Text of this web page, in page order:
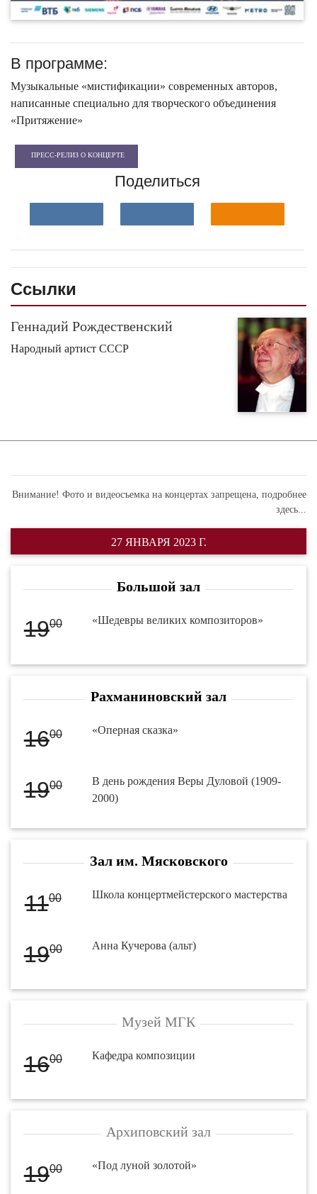
В программе:
Музыкальные «мистификации» современных авторов,
написанные специально для творческого объединения
«Притяжение»
ПРЕСС-РЕЛИЗ О КОНЦЕРТЕ
Поделиться
Ссылки
Геннадий Рождественский
Народный артист СССР
Внимание! Фото и видеосъемка на концертах запрещена, подробнее
здесь...
27 ЯНВАРЯ 2023 Г.
Большой зал
1900 «Шедевры великих композиторов»
Рахманиновский зал
1600 «Оперная сказка»
1900
В день рождения Веры Дуловой (1909-
2000)
Зал им. Мясковского
1100 Школа концертмейстерского мастерства
1900 Анна Кучерова (альт)
Музей МГК
1600 Кафедра композиции
Архиповский зал
1900 «Под луной золотой»